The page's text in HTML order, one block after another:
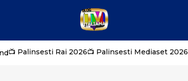
📺 Palinsesti Rai 2026📺 Palinsesti Mediaset 2026